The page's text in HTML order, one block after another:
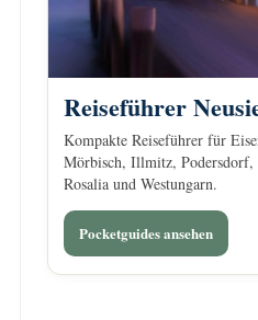
Reiseführer
Kompakte Reiseführer für
Mörbisch, Illmitz, Podersdorf,
Rosalia und Westungarn.
Pocketguides ansehen